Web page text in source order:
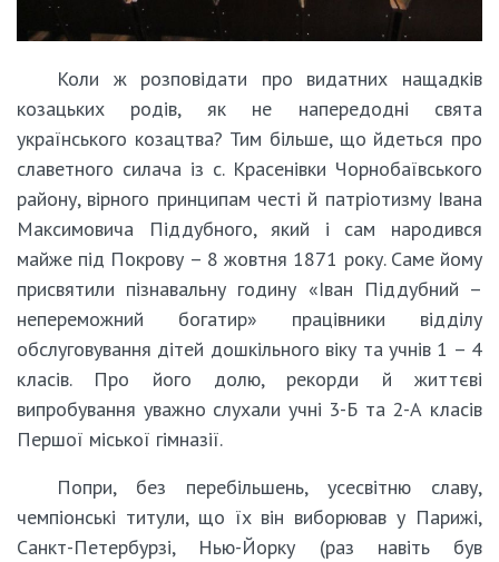
Коли ж розповідати про видатних нащадків
козацьких родів, як не напередодні свята
українського козацтва? Тим більше, що йдеться про
славетного силача із с. Красенівки Чорнобаївського
району, вірного принципам честі й патріотизму Івана
Максимовича Піддубного, який і сам народився
майже під Покрову – 8 жовтня 1871 року. Саме йому
присвятили пізнавальну годину «Іван Піддубний –
непереможний богатир» працівники відділу
обслуговування дітей дошкільного віку та учнів 1 – 4
класів. Про його долю, рекорди й життєві
випробування уважно слухали учні 3-Б та 2-А класів
Першої міської гімназії.
Попри, без перебільшень, усесвітню славу,
чемпіонські титули, що їх він виборював у Парижі,
Санкт-Петербурзі, Нью-Йорку (раз навіть був